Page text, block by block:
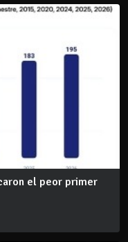
el peor primer